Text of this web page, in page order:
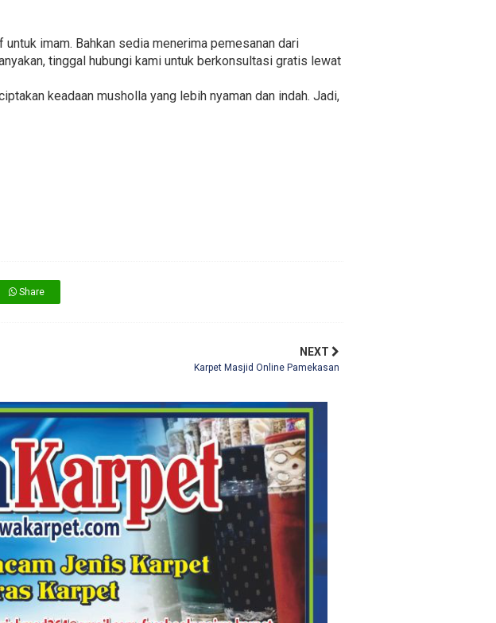
imam. Bahkan sedia menerima pemesanan dari
tinggal hubungi kami untuk berkonsultasi gratis lewat
keadaan musholla yang lebih nyaman dan indah. Jadi,
Share
NEXT
Karpet Masjid Online Pamekasan